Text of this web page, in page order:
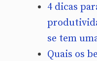
4 dicas
se tem
Quais os